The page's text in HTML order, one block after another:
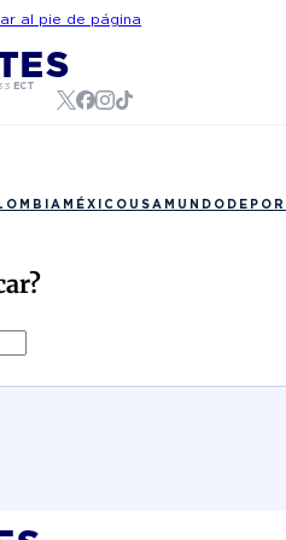
al pie de página
ECT
MÉXICO USA MUNDO